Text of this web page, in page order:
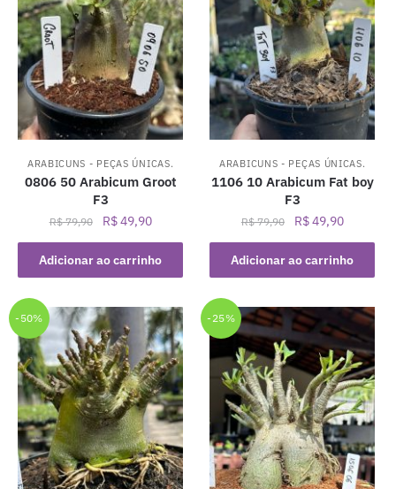
ARABICUNS - PEÇAS ÚNICAS.
0806 50 Arabicum Groot
F3
R$79,90
O
preço
original
era:
R$49,90O
preço
atual
é:
Adicionar ao carrinho
ARABICUNS - PEÇAS ÚNICAS.
1106 10 Arabicum Fat boy
F3
R$79,90
O
preço
original
era:
R$49,90O
preço
atual
é:
Adicionar ao carrinho
-50% -25%